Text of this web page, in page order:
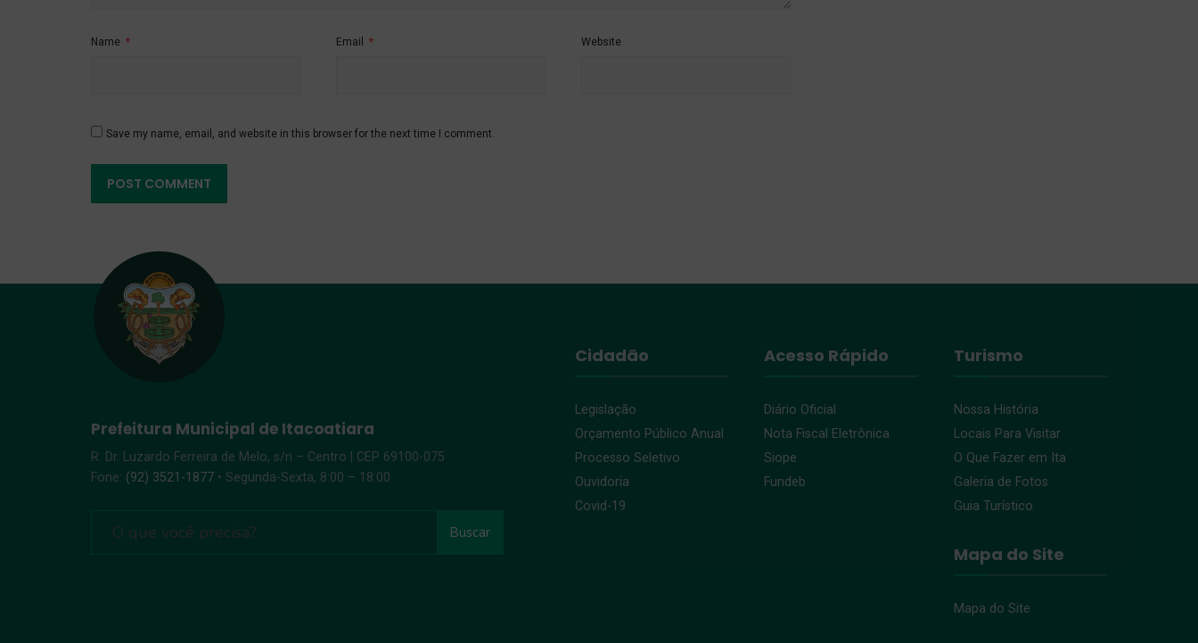
Name * Email * Website
Save my name, email, and website in this browser for the next time I comment.
Prefeitura Municipal de Itacoatiara
R. Dr. Luzardo Ferreira de Melo, s/n – Centro | CEP 69100-075
Fone: (92) 3521-1877 • Segunda-Sexta, 8:00 – 18:00
Buscar
Cidadão
Legislação
Orçamento Público Anual
Processo Seletivo
Ouvidoria
Covid-19
Acesso Rápido
Diário Oficial
Nota Fiscal Eletrônica
Siope
Fundeb
Turismo
Nossa História
Locais Para Visitar
O Que Fazer em Ita
Galeria de Fotos
Guia Turístico
Mapa do Site
Mapa do Site